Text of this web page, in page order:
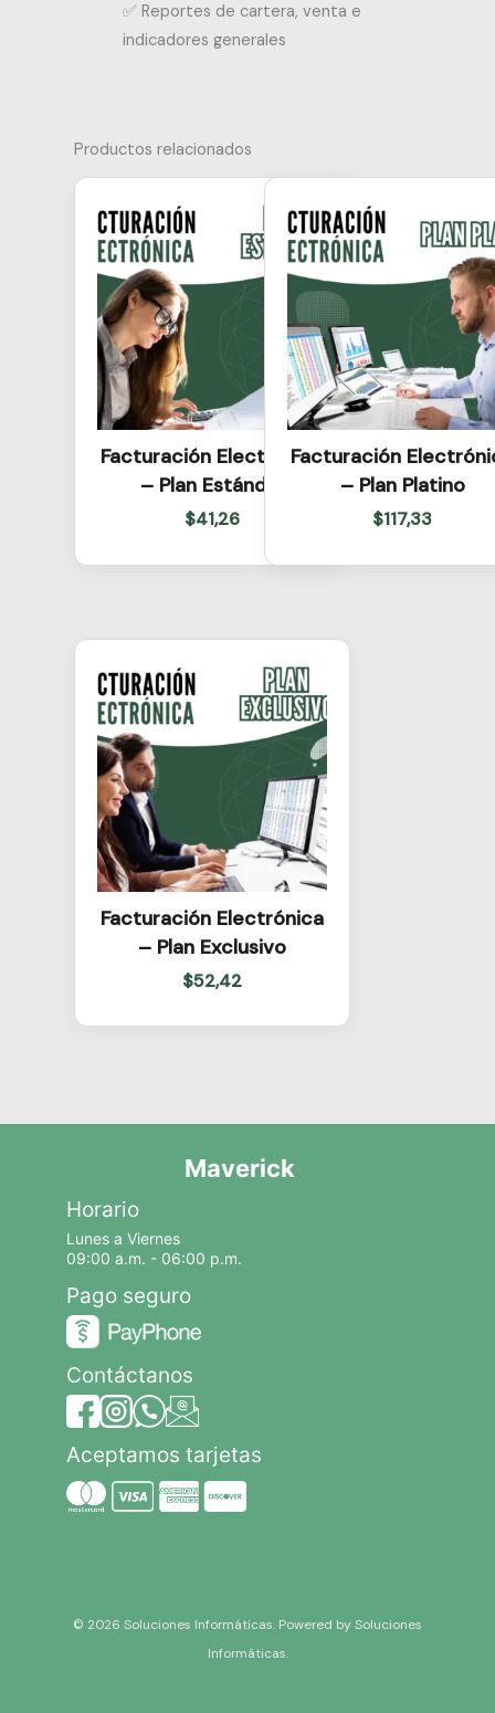
✅ Reportes de cartera, venta e
indicadores generales
Productos relacionados
Facturación Electrónica
– Plan Estándar
$41,26
Facturación
– Plan Platino
$117,33
Facturación Electrónica
– Plan Exclusivo
$52,42
Maverick
Horario
Lunes a Viernes
09:00 a.m. - 06:00 p.m.
Pago seguro
Contáctanos
Aceptamos tarjetas
© 2026 Soluciones Informáticas. Powered by Soluciones
Informáticas.